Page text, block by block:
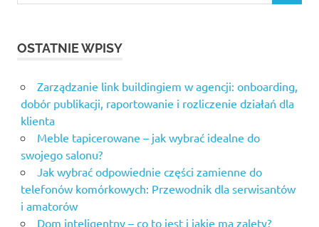
OSTATNIE WPISY
Zarządzanie link buildingiem w agencji: onboarding,
dobór publikacji, raportowanie i rozliczenie działań dla
klienta
Meble tapicerowane – jak wybrać idealne do
swojego salonu?
Jak wybrać odpowiednie części zamienne do
telefonów komórkowych: Przewodnik dla serwisantów
i amatorów
Dom inteligentny – co to jest i jakie ma zalety?